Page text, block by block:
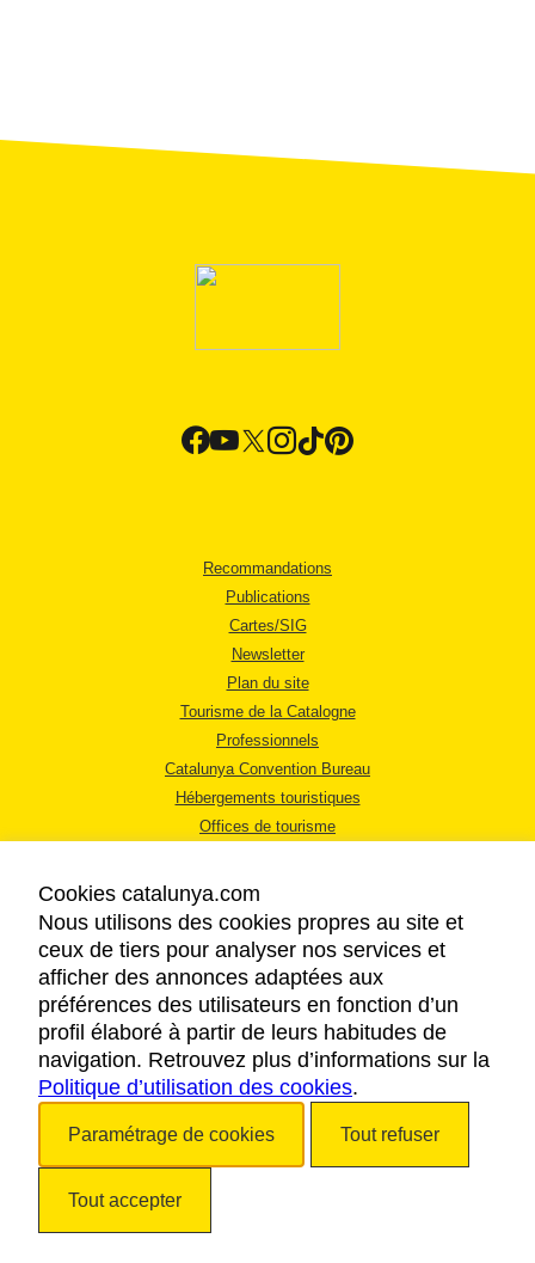
Recommandations
Publications
Cartes/SIG
Newsletter
Plan du site
Tourisme de la Catalogne
Professionnels
Catalunya Convention Bureau
Hébergements touristiques
Offices de tourisme
MENTIONS LÉGALES
RÈGLES DE CONFIDENTIALITÉ
COOKIES
ACCESSIBILITÉ
Cookies catalunya.com
Nous utilisons des cookies propres au site et
ceux de tiers pour analyser nos services et
afficher des annonces adaptées aux
préférences des utilisateurs en fonction d’un
profil élaboré à partir de leurs habitudes de
navigation. Retrouvez plus d’informations sur la
Politique d’utilisation des cookies.
Paramétrage de cookies Tout refuser
Tout accepter